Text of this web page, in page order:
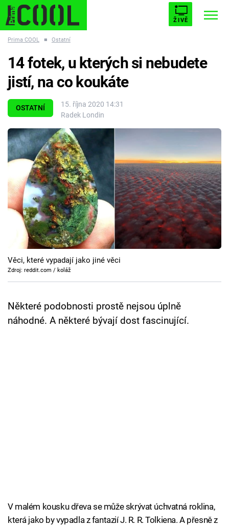
ŽIVĚ
ESCAPE PLNEJ KOTEL AVENGERS 5
Témata
Filmy
Seriály
Hry
Cool Esport
Pořady
Sledujte prima+
Prima COOL ■ Ostatní
OSTATNÍ
15. října 2020 14:31
Radek Londin
14 fotek, u kterých si nebudete
jistí, na co koukáte
Věci, které vypadají jako jiné věci
Zdroj: reddit.com / koláž
Některé podobnosti prostě nejsou úplně
náhodné. A některé bývají dost fascinující.
V malém kousku dřeva se může skrývat úchvatná roklina,
která jako by vypadla z fantazií J. R. R. Tolkiena. A přesně z